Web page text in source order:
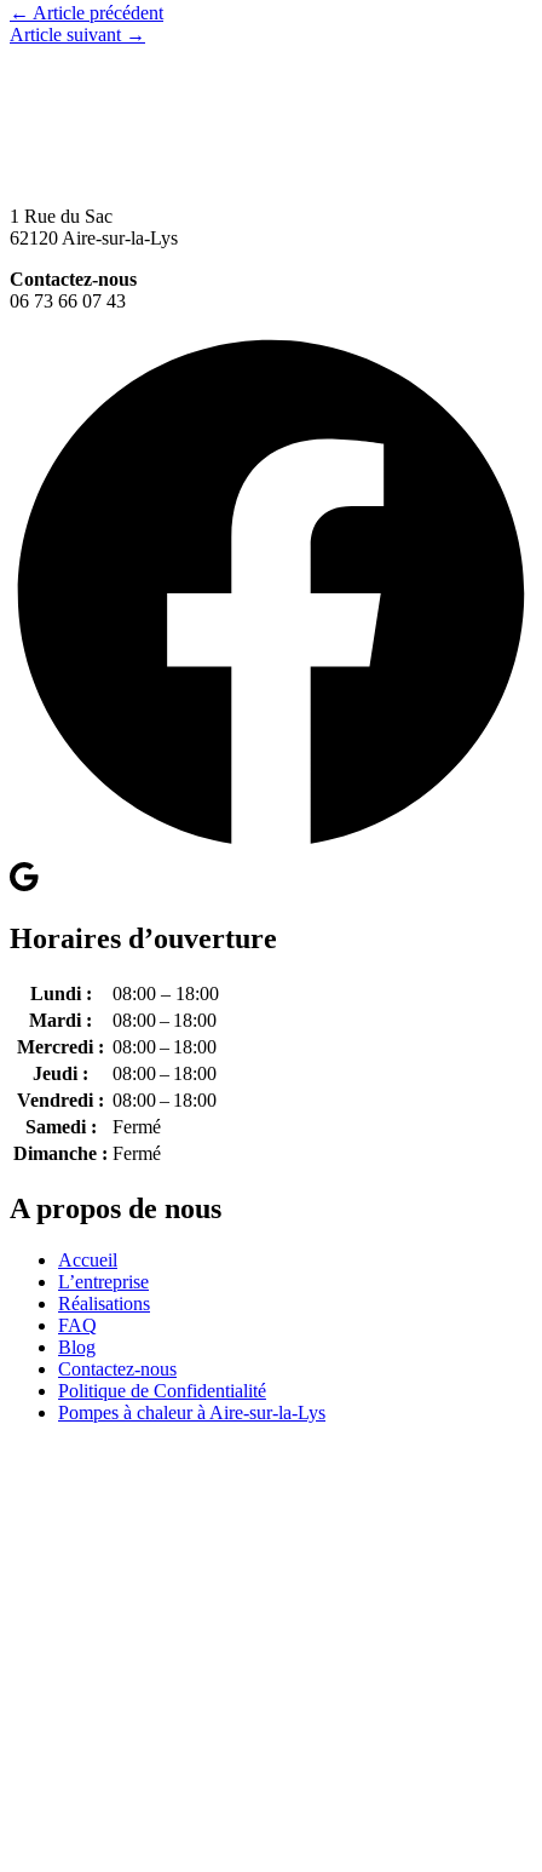
← Article précédent
Article suivant →
1 Rue du Sac
62120 Aire-sur-la-Lys
Contactez-nous
06 73 66 07 43
Horaires d’ouverture
Lundi :
08:00 – 18:00
Mardi :
08:00 – 18:00
Mercredi : 08:00 – 18:00
Jeudi :
08:00 – 18:00
Vendredi : 08:00 – 18:00
Samedi :
Fermé
Dimanche : Fermé
A propos de nous
Accueil
L’entreprise
Réalisations
FAQ
Blog
Contactez-nous
Politique de Confidentialité
Pompes à chaleur à Aire-sur-la-Lys